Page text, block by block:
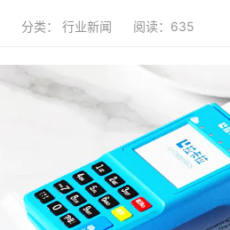
分类： 行业新闻 阅读：635